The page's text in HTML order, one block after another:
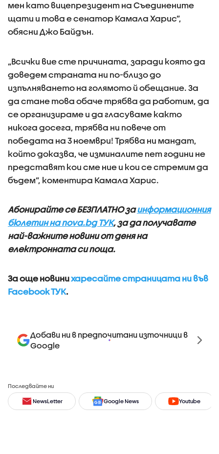
мен като вицепрезидент на Съединените
щати и това е сенатор Камала Харис”,
обясни Джо Байдън.
„Всички вие сте причината, заради която да
доведем страната ни по-близо до
изпълняването на голямото й обещание. За
да стане това обаче трябва да работим, да
се организираме и да гласуваме както
никога досега, трябва ни повече от
победата на 3 ноември! Трябва ни мандат,
който доказва, че изминалите пет години не
представят кои сме ние и кои се стремим да
бъдем”, коментира Камала Харис.
Абонирайте се БЕЗПЛАТНО заинформационния
бюлетин на nova.bg ТУК, за да получавате
най-важните новини от деня на
електронната си поща.
За още новинихаресайте страницата ни във
Facebook ТУК.
Добави ни в предпочитани източници в
Google
Последвайте ни
NewsLetter Google News Youtube